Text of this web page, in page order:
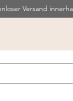
Versand